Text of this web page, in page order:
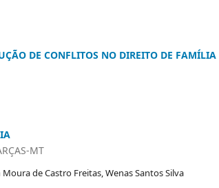
DE CONFLITOS NO DIREITO DE FAMÍLIA
MT
de Castro Freitas, Wenas Santos Silva